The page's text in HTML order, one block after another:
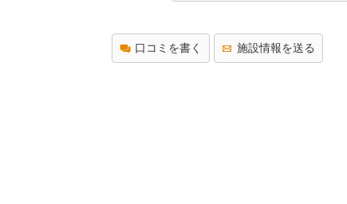
口コミを書く 施設情報を送る